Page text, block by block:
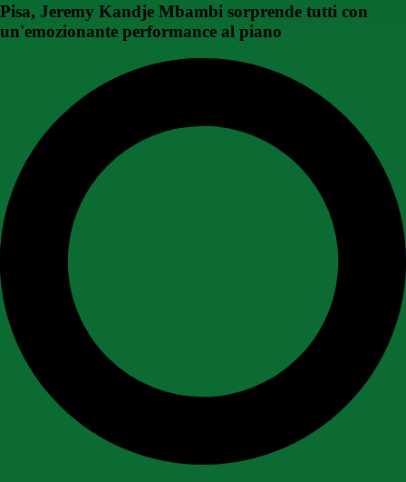
Pisa, Jeremy Kandje Mbambi sorprende tutti con
un'emozionante performance al piano